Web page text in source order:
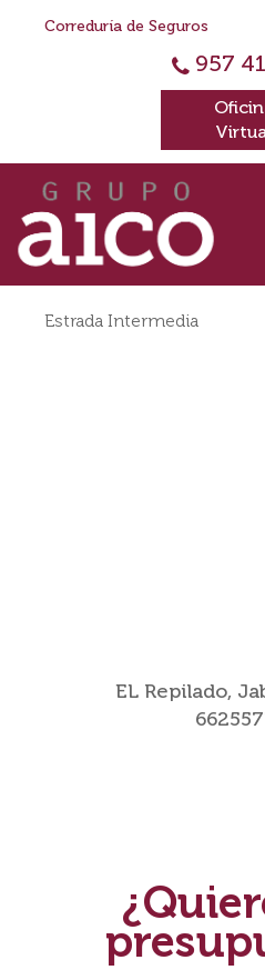
Correduría de Seguros
957
Estrada Intermedia
EL Repilado,